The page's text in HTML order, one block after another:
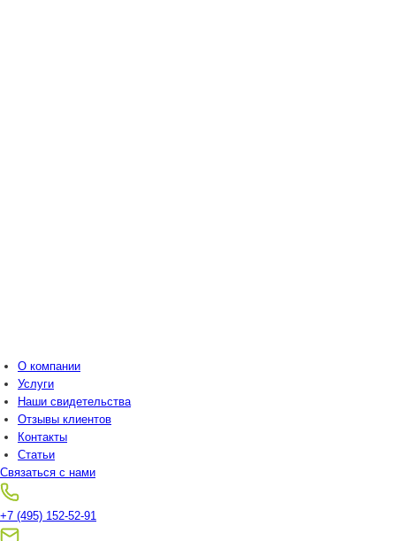
О компании
Услуги
Наши свидетельства
Отзывы клиентов
Контакты
Статьи
Связаться с нами
+7 (495) 152-52-91